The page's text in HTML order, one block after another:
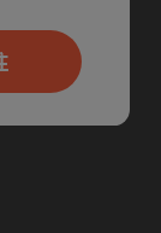
看
新用